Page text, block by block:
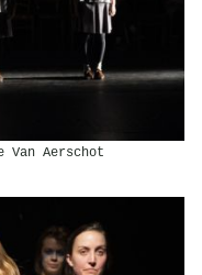
Van Aerschot